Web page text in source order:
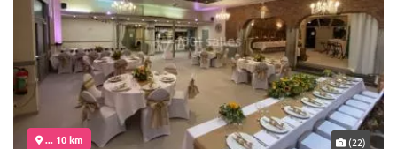
... 10 km (22)